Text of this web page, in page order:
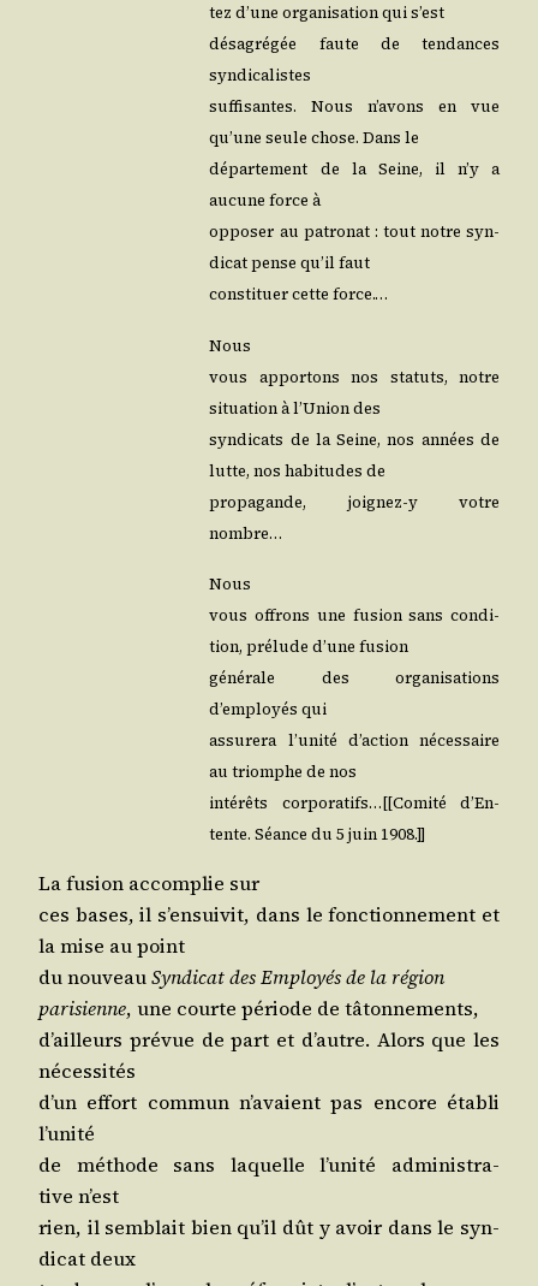
tez d’une orga­ni­sa­tion qui s’est
désa­gré­gée faute de ten­dances
syndicalistes
suf­fi­santes. Nous n’a­vons en vue
qu’une seule chose. Dans le
dépar­te­ment de la Seine, il n’y a
aucune force à
oppo­ser au patro­nat : tout notre syn­
di­cat pense qu’il faut
consti­tuer cette force.…
Nous
vous appor­tons nos sta­tuts, notre
situa­tion à l’U­nion des
syn­di­cats de la Seine, nos années de
lutte, nos habi­tudes de
pro­pa­gande, joignez‑y votre
nombre…
Nous
vous offrons une fusion sans condi­
tion, pré­lude d’une fusion
géné­rale des orga­ni­sa­tions
d’employés qui
assu­re­ra l’u­ni­té d’ac­tion néces­saire
au triomphe de nos
inté­rêts corporatifs…[[Comité d’En­
tente. Séance du 5 juin 1908.]]
La fusion accom­plie sur
ces bases, il s’en­sui­vit, dans le fonc­tion­ne­ment et
la mise au point
du nou­veauSyn­di­cat des Employés de la région
pari­sienne, une courte période de tâtonnements,
d’ailleurs pré­vue de part et d’autre. Alors que les
nécessités
d’un effort com­mun n’a­vaient pas encore éta­bli
l’unité
de méthode sans laquelle l’u­ni­té admi­nis­tra­
tive n’est
rien, il sem­blait bien qu’il dût y avoir dans le syn­
di­cat deux